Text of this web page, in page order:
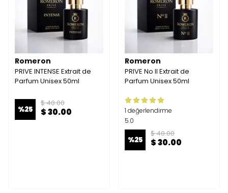
Romeron
PRIVE INTENSE Extrait de
Parfum Unisex 50ml
%25
$ 40.00
$ 30.00
Romeron
PRIVE No II Extrait de
Parfum Unisex 50ml
1 değerlendirme
5.0
%25
$ 40.00
$ 30.00